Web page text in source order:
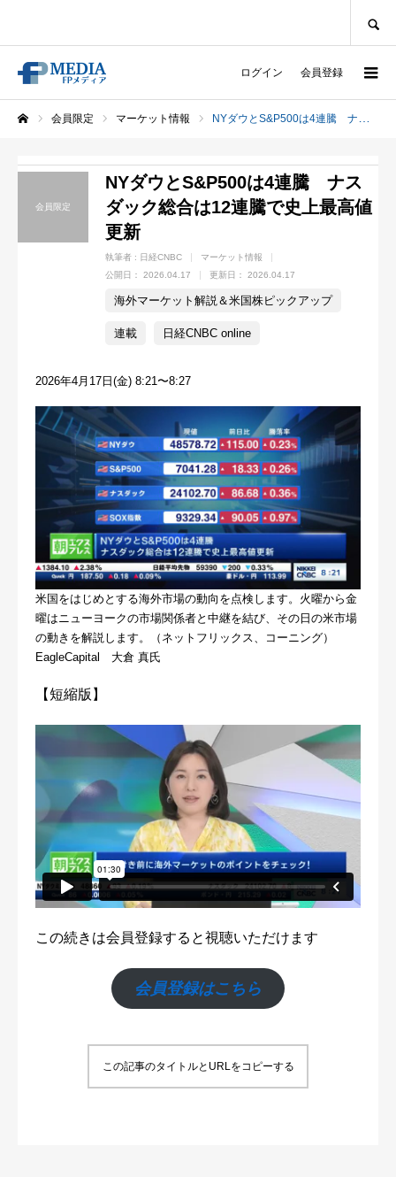
ログイン 会員登録
会員限定 マーケット情報 NYダウとS&P500は4連騰 ナスダック総合は12連騰で史上最高値更新
会員限定
NYダウとS&P500は4連騰 ナス
ダック総合は12連騰で史上最高値
更新
執筆者 : 日経CNBC
マーケット情報
公開日：
2026.04.17 更新日： 2026.04.17
海外マーケット解説＆米国株ピックアップ
連載 日経CNBC online
2026年4月17日(金) 8:21〜8:27
米国をはじめとする海外市場の動向を点検します。火曜から金
曜はニューヨークの市場関係者と中継を結び、その日の米市場
の動きを解説します。（ネットフリックス、コーニング）
EagleCapital 大倉 真氏
【短縮版】
この続きは会員登録すると視聴いただけます
会員登録はこちら
この記事のタイトルとURLをコピーする